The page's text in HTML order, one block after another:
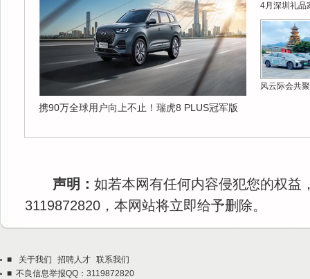
携90万全球用户向上不止！瑞虎8 PLUS冠军版
4月深圳礼品
风云际会共
声明： 如若本网有任何内容侵犯您的权益
3119872820，本网站将立即给予删除。
■ 关于我们 招聘人才 联系我们
■ 不良信息举报QQ：3119872820